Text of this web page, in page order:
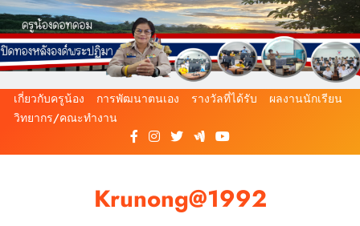
Skip
to
content
เกี่ยวกับครูน้อง การพัฒนาตนเอง รางวัลที่ได้รับ
ผลงานนักเรียน
วิทยากร/คณะทำงาน
Krunong@1992